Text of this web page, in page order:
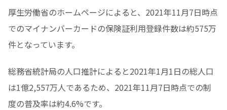
厚生労働省のホームページによると、2021年11月7日時点
でのマイナンバーカードの保険証利用登録件数は約575万
件となっています。
総務省統計局の人口推計によると2021年1月1日の総人口
は1億2,557万人であるため、2021年11月7日時点での制
度の普及率は約4.6%です。